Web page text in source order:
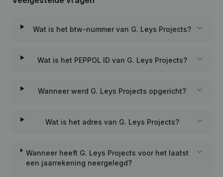
Wat is het btw-nummer van G. Leys Projects?
Wat is het PEPPOL ID van G. Leys Projects?
Wanneer werd G. Leys Projects opgericht?
Wat is het adres van G. Leys Projects?
Wanneer heeft G. Leys Projects voor het laatst
een jaarrekening neergelegd?